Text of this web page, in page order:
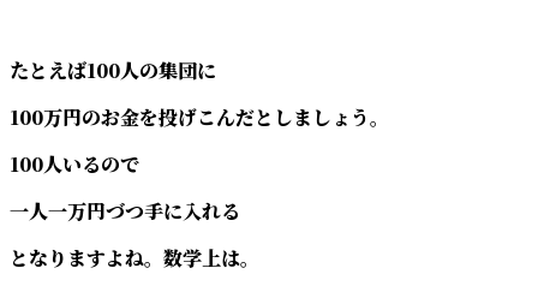
たとえば100人の集団に
100万円のお金を投げこんだとしましょう。
100人いるので
一人一万円づつ手に入れる
となりますよね。数学上は。